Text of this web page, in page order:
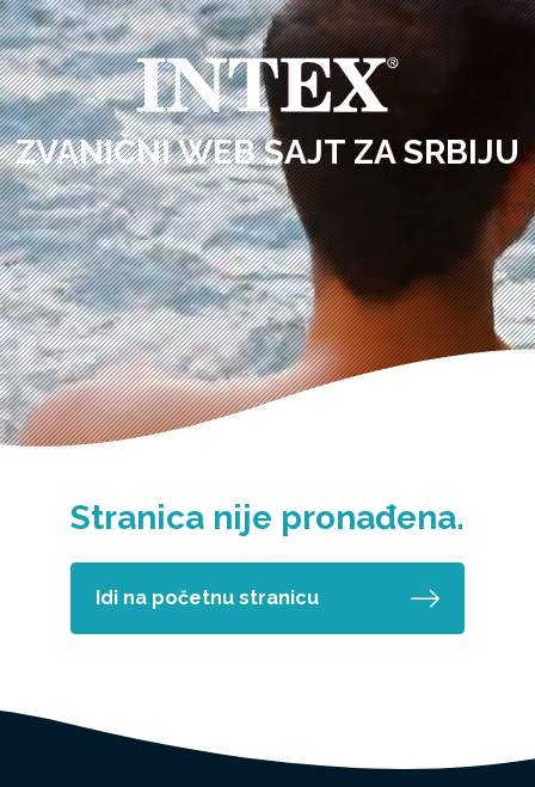
ZVANIČNI WEB SAJT ZA SRBIJU
Stranica nije pronađena.
Idi na početnu stranicu